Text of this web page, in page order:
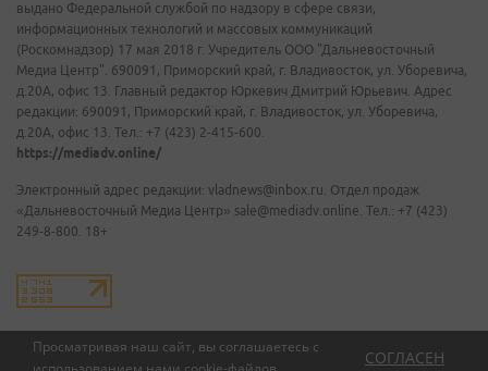
Просматривая наш сайт, вы соглашаетесь с
СОГЛАСЕН
выдано Федеральной службой по надзору в сфере связи,
информационных технологий и массовых коммуникаций
(Роскомнадзор) 17 мая 2018 г. Учредитель ООО "Дальневосточный
Медиа Центр". 690091, Приморский край, г. Владивосток, ул. Уборевича,
д.20А, офис 13. Главный редактор Юркевич Дмитрий Юрьевич. Адрес
редакции: 690091, Приморский край, г. Владивосток, ул. Уборевича,
д.20А, офис 13. Тел.: +7 (423) 2-415-600.
https://mediadv.online/
Электронный адрес редакции: vladnews@inbox.ru. Отдел продаж
«Дальневосточный Медиа Центр» sale@mediadv.online. Тел.: +7 (423)
249-8-800. 18+